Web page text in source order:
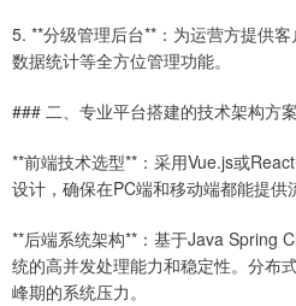
5. **分级管理后台**：为运营方提供客
数据统计等全方位管理功能。
### 二、专业平台搭建的技术架构方案
**前端技术选型**：采用Vue.js或
设计，确保在PC端和移动端都能提供
**后端系统架构**：基于Java Spring
统的高并发处理能力和稳定性。分布
峰期的系统压力。